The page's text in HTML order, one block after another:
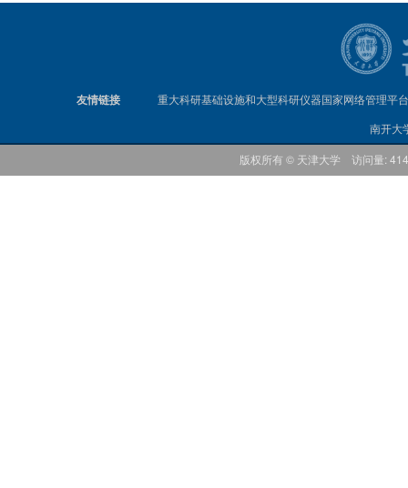
友情链接
重大科研基础设施和大型科研仪器国家网络管理平台
南开大
版权所有 © 天津大学 访问量: